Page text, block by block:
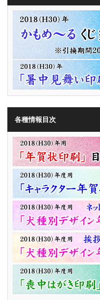
各種情報目次